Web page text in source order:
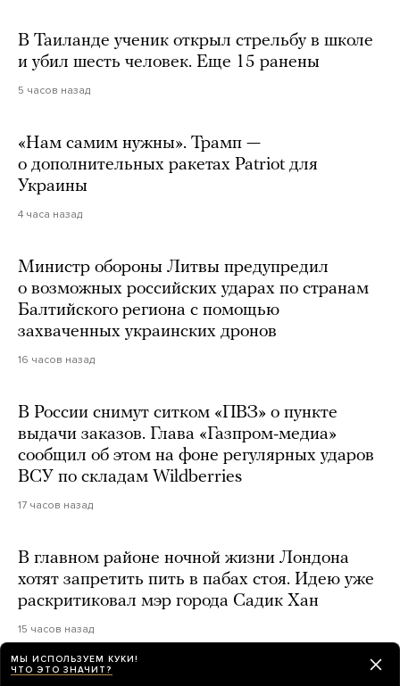
В Таиланде ученик открыл стрельбу в школе
и убил шесть человек. Еще 15 ранены
5 часов назад
«Нам самим нужны». Трамп —
о дополнительных ракетах Patriot для
Украины
4 часа назад
Министр обороны Литвы предупредил
о возможных российских ударах по странам
Балтийского региона с помощью
захваченных украинских дронов
16 часов назад
В России снимут ситком «ПВЗ» о пункте
выдачи заказов. Глава «Газпром-медиа»
сообщил об этом на фоне регулярных ударов
ВСУ по складам Wildberries
17 часов назад
В главном районе ночной жизни Лондона
хотят запретить пить в пабах стоя. Идею уже
раскритиковал мэр города Садик Хан
15 часов назад
МЫ ИСПОЛЬЗУЕМ КУКИ!
ЧТО ЭТО ЗНАЧИТ?